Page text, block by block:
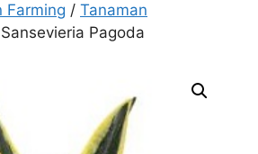
Farming / Tanaman
Pagoda